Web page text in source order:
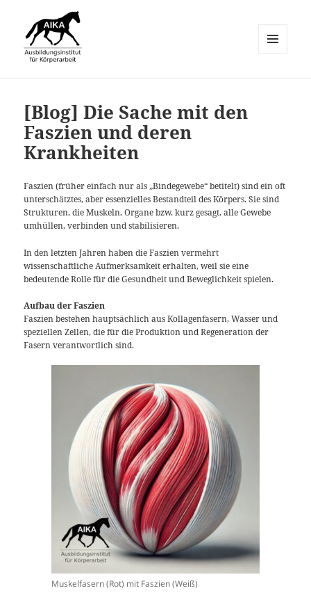
[Blog] Die Sache mit den
Faszien und deren
Krankheiten
Faszien (früher einfach nur als „Bindegewebe“ betitelt) sind ein oft
unterschätztes, aber essenzielles Bestandteil des Körpers. Sie sind
Strukturen, die Muskeln, Organe bzw. kurz gesagt, alle Gewebe
umhüllen, verbinden und stabilisieren.
In den letzten Jahren haben die Faszien vermehrt
wissenschaftliche Aufmerksamkeit erhalten, weil sie eine
bedeutende Rolle für die Gesundheit und Beweglichkeit spielen.
Aufbau der Faszien
Faszien bestehen hauptsächlich aus Kollagenfasern, Wasser und
speziellen Zellen, die für die Produktion und Regeneration der
Fasern verantwortlich sind.
Muskelfasern (Rot) mit Faszien (Weiß)